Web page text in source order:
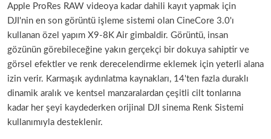
Apple ProRes RAW videoya kadar dahili kayıt yapmak için
DJI'nin en son görüntü işleme sistemi olan CineCore 3.0'ı
kullanan özel yapım X9-8K Air gimbaldir. Görüntü, insan
gözünün görebileceğine yakın gerçekçi bir dokuya sahiptir ve
görsel efektler ve renk derecelendirme eklemek için yeterli alana
izin verir. Karmaşık aydınlatma kaynakları, 14'ten fazla duraklı
dinamik aralık ve kentsel manzaralardan çeşitli cilt tonlarına
kadar her şeyi kaydederken orijinal DJI sinema Renk Sistemi
kullanımıyla desteklenir.